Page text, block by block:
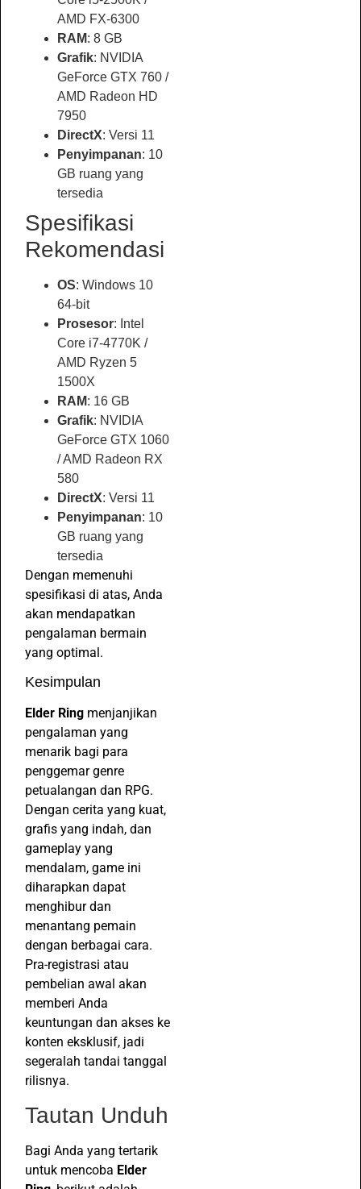
AMD FX-6300
RAM: 8 GB
Grafik: NVIDIA
GeForce GTX 760 /
AMD Radeon HD
7950
DirectX: Versi 11
Penyimpanan: 10
GB ruang yang
tersedia
Spesifikasi
Rekomendasi
OS: Windows 10
64-bit
Prosesor: Intel
Core i7-4770K /
AMD Ryzen 5
1500X
RAM: 16 GB
Grafik: NVIDIA
GeForce GTX 1060
/ AMD Radeon RX
580
DirectX: Versi 11
Penyimpanan: 10
GB ruang yang
tersedia
Dengan memenuhi
spesifikasi di atas, Anda
akan mendapatkan
pengalaman bermain
yang optimal.
Kesimpulan
Elder Ring menjanjikan
pengalaman yang
menarik bagi para
penggemar genre
petualangan dan RPG.
Dengan cerita yang kuat,
grafis yang indah, dan
gameplay yang
mendalam, game ini
diharapkan dapat
menghibur dan
menantang pemain
dengan berbagai cara.
Pra-registrasi atau
pembelian awal akan
memberi Anda
keuntungan dan akses ke
konten eksklusif, jadi
segeralah tandai tanggal
rilisnya.
Tautan Unduh
Bagi Anda yang tertarik
untuk mencoba Elder